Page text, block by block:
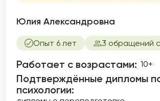
Юлия Александровна
Опыт 6 лет 3 обращений
Работает с возрастами: 10+
Подтверждённые дипломы
психологии: